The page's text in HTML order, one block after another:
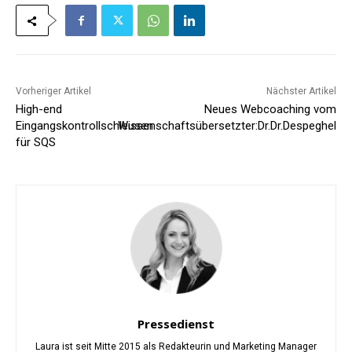
Vorheriger Artikel
High-end
Eingangskontrollschleusen
für SQS
Nächster Artikel
Neues Webcoaching vom
Wissenschaftsübersetzter:Dr.Dr.Despeghel
Pressedienst
Laura ist seit Mitte 2015 als Redakteurin und Marketing Manager